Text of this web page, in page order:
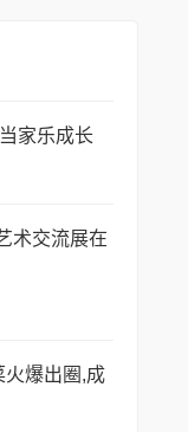
家乐成长
术交流展在
火爆出圈,成